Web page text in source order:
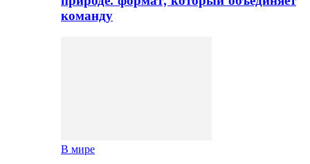
команду
В мире